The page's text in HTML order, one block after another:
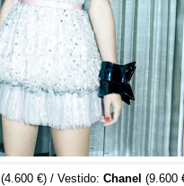
(4.600 €) / Vestido: Chanel (9.600